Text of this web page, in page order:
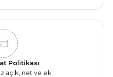
Politikası
açık, net ve ek